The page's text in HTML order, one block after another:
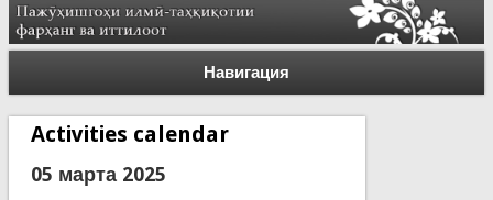
Навигация
Activities calendar
05 марта 2025